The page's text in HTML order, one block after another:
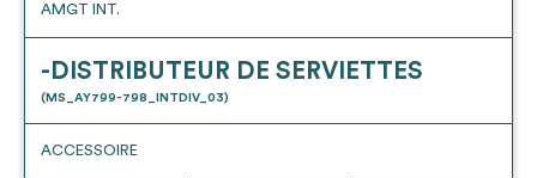
AMGT INT.
-DISTRIBUTEUR DE SERVIETTES
(MS_AY799-798_INTDIV_03)
ACCESSOIRE